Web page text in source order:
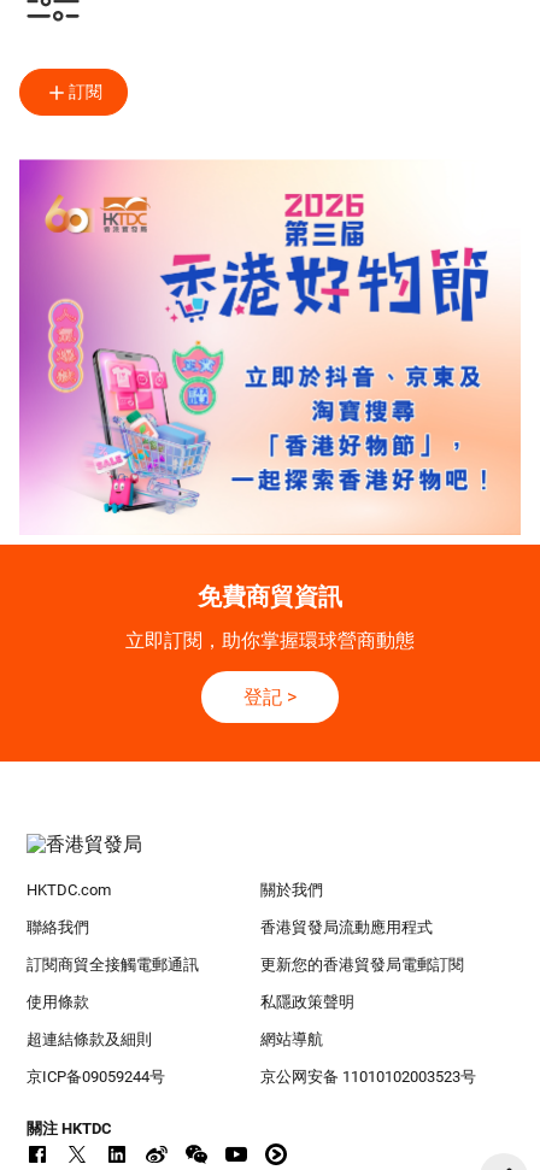
訂閱
免費商貿資訊
立即訂閱，助你掌握環球營商動態
登記 >
HKTDC.com 關於我們
聯絡我們 香港貿發局流動應用程式
訂閱商貿全接觸電郵通訊 更新您的香港貿發局電郵訂閱
使用條款 私隱政策聲明
超連結條款及細則 網站導航
京ICP备09059244号 京公网安备 11010102003523号
關注 HKTDC